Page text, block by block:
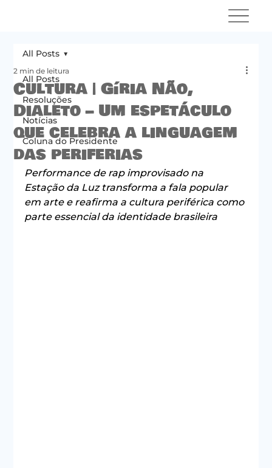
All Posts
Resoluções
Notícias
Coluna do Presidente
All Posts
Cultura | Gíria Não,
Dialeto – Um espetáculo
que celebra a linguagem
das periferias
2 min de leitura
Performance de rap improvisado na
Estação da Luz transforma a fala popular
em arte e reafirma a cultura periférica como
parte essencial da identidade brasileira